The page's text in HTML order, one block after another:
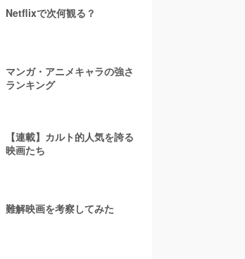
Netflixで次何観る？
マンガ・アニメキャラの強さ
ランキング
【連載】カルト的人気を誇る
映画たち
難解映画を考察してみた